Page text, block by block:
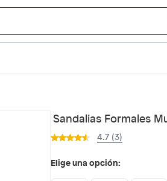
Sandalias Formales
4.7 (3)
Elige una opción: